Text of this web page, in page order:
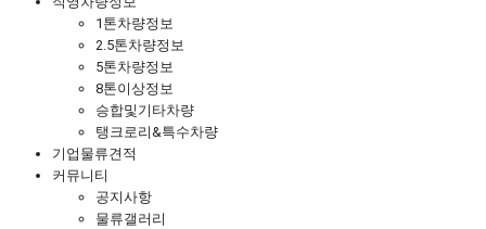
1톤차량정보
2.5톤차량정보
5톤차량정보
8톤이상정보
승합및기타차량
탱크로리&특수차량
기업물류견적
커뮤니티
공지사항
물류갤러리